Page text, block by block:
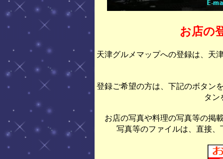
お店の
天津グルメマップへの登録は、天
登録ご希望の方は、下記のボタン
タン
お店の写真や料理の写真等の掲
写真等のファイルは、直接